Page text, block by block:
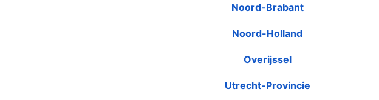
Noord-Brabant
Noord-Holland
Overijssel
Utrecht-Provincie